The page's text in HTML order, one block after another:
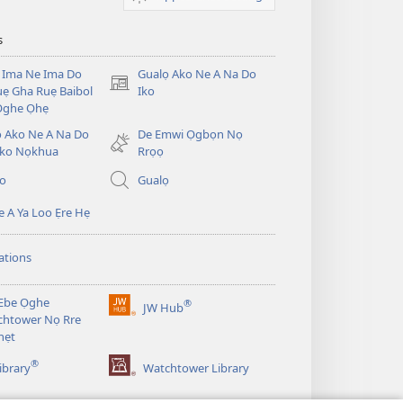
Ne Ima Do
Gha Ruẹ Baibol
Ọhẹ
Gualọ Ako Ne A Na Do
Iko
(opens
Ako Ne A Na Do
Nọkhua
De Emwi Ọgbọn Nọ
Rrọọ
Gualọ
A Ya Loo Ẹre Hẹ
Ọghe
Nọ Rre
JW Hub®
(opens
® Watchtower Library